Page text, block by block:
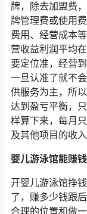
牌，除去加盟费
牌管理费或使用
费用、经营成本
营收益利润平均
要定位准，经营
一旦认准了就不
供服务为主，所
达到盈亏平衡，
样算下来，每月
及其他项目的收
婴儿游泳馆能赚钱
开婴儿游泳馆挣
了，赚多少钱跟
合理的位置和做